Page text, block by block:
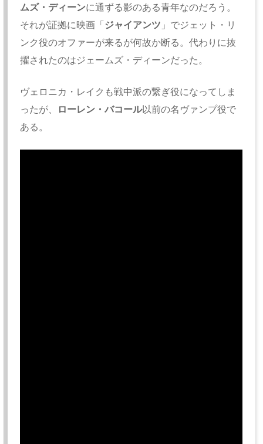
ムズ・ ディーンに通ずる影のある青年なのだろう。
それが証拠に映画「ジャイアンツ 」でジェット・ リ
ンク役のオファーが来るが何故か断る。代わりに抜
擢されたのはジェームズ・ディーンだった。
ヴェロニカ・レイクも戦中派の繋ぎ役になってしま
ったが、
ローレン・バコール以前の名ヴァンプ役で
ある。